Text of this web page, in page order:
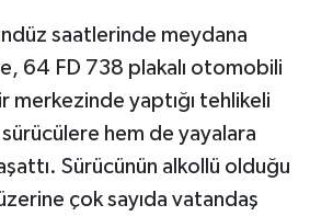
saatlerinde meydana
64 FD 738 plakalı otomobili
merkezinde yaptığı tehlikeli
hem de yayalara
Sürücünün alkollü olduğu
çok sayıda vatandaş